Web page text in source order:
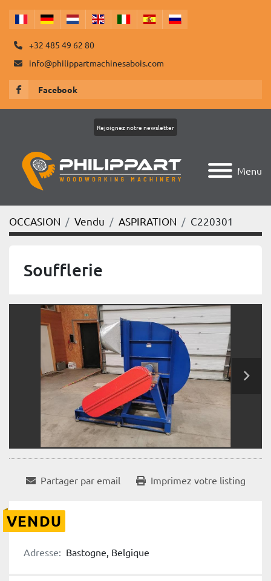
+32 485 49 62 80
info@philippartmachinesabois.com
Facebook
Menu
Rejoignez notre newsletter
OCCASION Vendu ASPIRATION C220301
Soufflerie
Partager par email Imprimez votre listing
VENDU
Adresse: Bastogne, Belgique